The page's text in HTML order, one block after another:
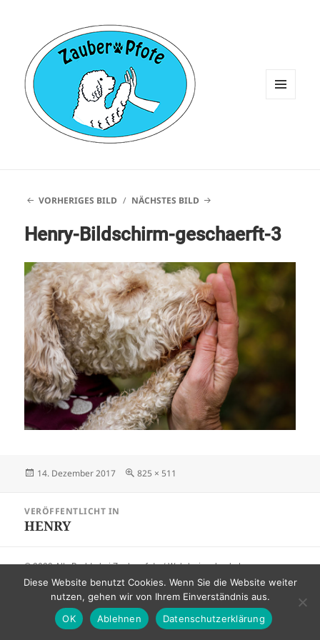
VORHERIGES BILD NÄCHSTES BILD
Henry-Bildschirm-geschaerft-3
Veröffentlicht
14. Dezember 2017 Originalgröße
825 × 511
VERÖFFENTLICHT IN
HENRY
© 2023 Alle Rechte bei Zauberpfote / Webdesign:huchel.
medienagentur
Diese Website benutzt Cookies. Wenn Sie die Website weiter
nutzen, gehen wir von Ihrem Einverständnis aus.
OK
Ablehnen Datenschutzerklärung